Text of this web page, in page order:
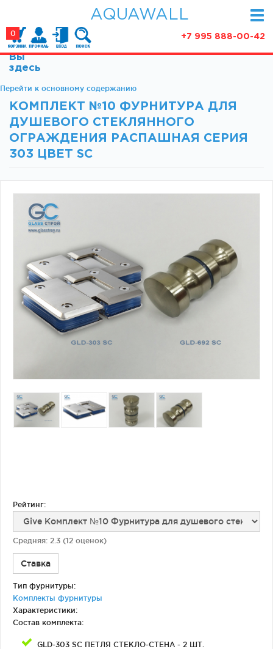
Перейти к основному содержанию
AQUAWALL
+7 995 888-00-42
0
КАТАЛОГ
Фурнитура для раздвижных дверей (закрытые
Фурнитура для раздвижных дверей (открытые
механизмы)
Фурнитура для маятниковых дверей
Ручки, кнобы
Замки и ответки
Зажимные профили
Фурнитура для межкомнатных дверей
Фурнитура для душевых ограждений (раздвижная
серия)
Фурнитура для душевых ограждений (распашная серия)
Двери межкомнатные цельностеклянные
АКЦИИ
ПАРТНЕРСТВО
СТАТЬИ
О КОМПАНИИ
Вы
здесь
КОМПЛЕКТ №10 ФУРНИТУРА ДЛЯ
ДУШЕВОГО СТЕКЛЯННОГО
ОГРАЖДЕНИЯ РАСПАШНАЯ СЕРИЯ
303 ЦВЕТ SC
Рейтинг:
Средняя: 2.3 (12 оценок)
Ставка
Тип фурнитуры:
Комплекты фурнитуры
Характеристики:
Состав комплекта:
GLD-303 SС ПЕТЛЯ СТЕКЛО-СТЕНА - 2 ШТ.